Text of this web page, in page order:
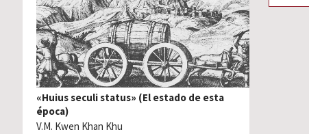
«Huius seculi status» (El estado de esta
época)
V.M. Kwen Khan Khu